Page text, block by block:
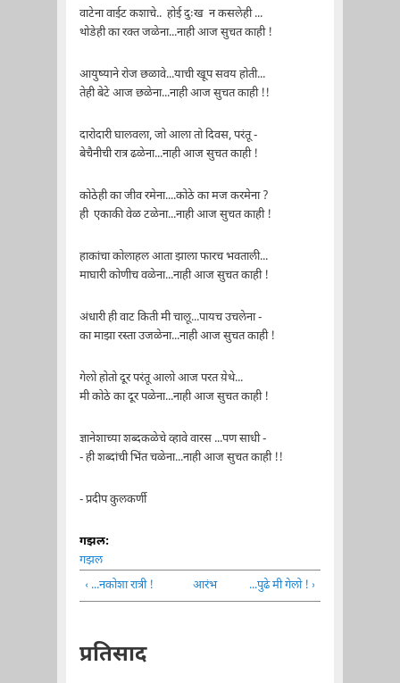
वाटेना वाईट कशाचे.. होई दुःख न कसलेही ...
थोडेही का रक्त जळेना...नाही आज सुचत काही !
आयुष्याने रोज छळावे...याची खूप सवय होती...
तेही बेटे आज छळेना...नाही आज सुचत काही !!
दारोदारी घालवला, जो आला तो दिवस, परंतू -
बेचैनीची रात्र ढळेना...नाही आज सुचत काही !
कोठेही का जीव रमेना....कोठे का मज करमेना ?
ही एकाकी वेळ टळेना...नाही आज सुचत काही !
हाकांचा कोलाहल आता झाला फारच भवताली...
माघारी कोणीच वळेना...नाही आज सुचत काही !
अंधारी ही वाट किती मी चालू...पायच उचलेना -
का माझा रस्ता उजळेना...नाही आज सुचत काही !
गेलो होतो दूर परंतू आलो आज परत य़ेथे...
मी कोठे का दूर पळेना...नाही आज सुचत काही !
ज्ञानेशाच्या शब्दकळेचे व्हावे वारस ...पण साधी -
- ही शब्दांची भिंत चळेना...नाही आज सुचत काही !!
- प्रदीप कुलकर्णी
गझल:
गझल
‹ ...नकोशा रात्री !
आरंभ ...पुढे मी गेलो ! ›
प्रतिसाद